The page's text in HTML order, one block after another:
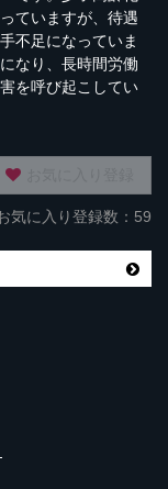
ていますが、待遇
不足になっていま
なり、長時間労働
を呼び起こしてい
気に入り登録数：59